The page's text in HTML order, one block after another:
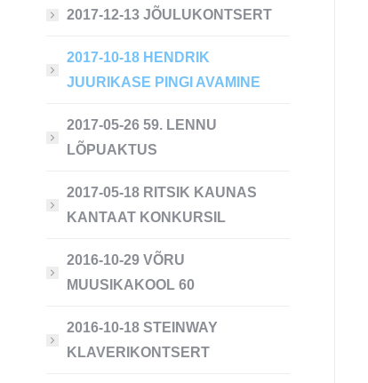
2017-12-13 JÕULUKONTSERT
2017-10-18 HENDRIK
JUURIKASE PINGI AVAMINE
2017-05-26 59. LENNU
LÕPUAKTUS
2017-05-18 RITSIK KAUNAS
KANTAAT KONKURSIL
2016-10-29 VÕRU
MUUSIKAKOOL 60
2016-10-18 STEINWAY
KLAVERIKONTSERT